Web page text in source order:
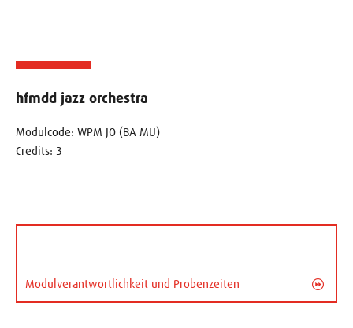
hfmdd jazz orchestra
Modulcode: WPM JO (BA MU)
Credits: 3
Modulverantwortlichkeit und Probenzeiten